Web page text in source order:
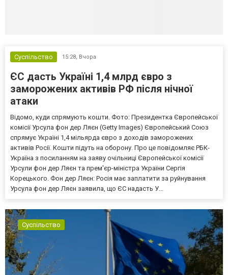
Суспільство 15:28, Вчора
ЄС дасть Україні 1,4 млрд євро з
заморожених активів РФ після нічної
атаки
Відомо, куди спрямують кошти. Фото: Президентка Європейської
комісії Урсула фон дер Ляєн (Getty Images) Європейський Союз
спрямує Україні 1,4 мільярда євро з доходів заморожених
активів Росії. Кошти підуть на оборону. Про це повідомляє РБК-
Україна з посиланням на заяву очільниці Європейської комісії
Урсули фон дер Ляєн та прем'єр-міністра України Сергія
Корецького. Фон дер Ляєн: Росія має заплатити за руйнування
Урсула фон дер Ляєн заявила, що ЄС надасть У...
Суспільство